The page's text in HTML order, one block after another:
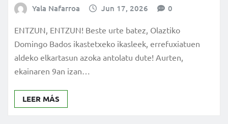
Yala Nafarroa Jun 17, 2026 0
ENTZUN, ENTZUN! Beste urte batez, Olaztiko
Domingo Bados ikastetxeko ikasleek, errefuxiatuen
aldeko elkartasun azoka antolatu dute! Aurten,
ekainaren 9an izan…
LEER MÁS